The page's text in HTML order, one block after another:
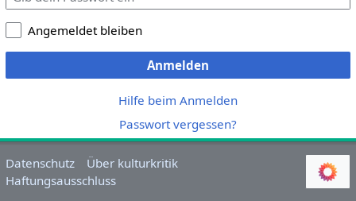
Angemeldet bleiben
Anmelden
Hilfe beim Anmelden
Passwort vergessen?
Datenschutz
Über kulturkritik
Haftungsausschluss